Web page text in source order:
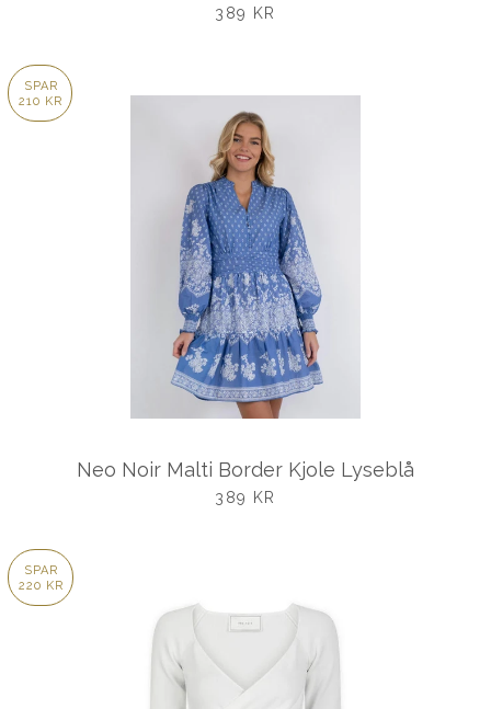
UDSALGSPRIS
389 KR
SPAR
210 KR
Neo Noir Malti Border Kjole Lyseblå
UDSALGSPRIS
389 KR
SPAR
220 KR